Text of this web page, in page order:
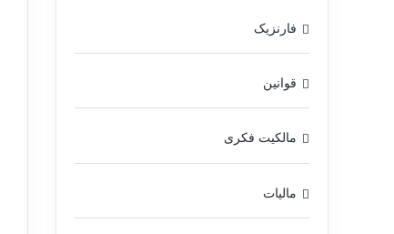
فارنزیک
قوانین
مالکیت فکری
مالیات